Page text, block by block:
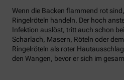
Wenn die Backen flammend rot
Ringelröteln handeln. Der hoch
Infektion auslöst, tritt auch schon
Scharlach, Masern, Röteln oder
Ringelröteln als roter
den Wangen, bevor er sich im